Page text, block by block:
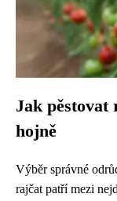
Jak pěstovat
hojně
Výběr správné
rajčat patří mezi